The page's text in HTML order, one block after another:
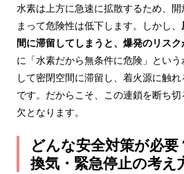
水素は上方に急速に拡散するため、
まって危険性は低下します。しかし、
間に滞留してしまうと、爆発のリス
に「水素だから無条件に危険」とい
して密閉空間に滞留し、着火源に触
です。だからこそ、この連鎖を断ち
欠となります。
どんな安全対策が必要
換気・緊急停止の考え